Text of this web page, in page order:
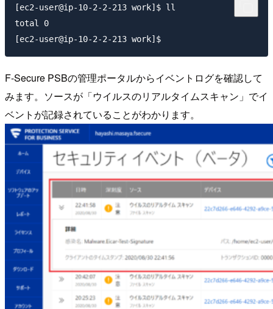
[ec2-user@ip-10-2-2-213 work]$ ll
total 0
F-Secure PSBの管理ポータルからイベントログを確認して
みます。ソースが「ウイルスのリアルタイムスキャン」でイ
ベントが記録されていることがわかります。